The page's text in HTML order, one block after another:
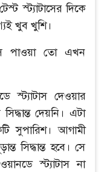
স্ট্যাটাসের দিকে
খুব খুশি।
পাওয়া তো এখন
দেওয়ার
দেয়নি। এটা
সুপারিশ। আগামী
সিদ্ধান্ত হবে। সে
স্ট্যাটাস না